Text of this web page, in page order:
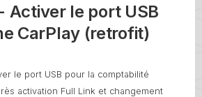
Activer le port USB
CarPlay (retrofit)
le port USB pour la comptabilité
activation Full Link et changement